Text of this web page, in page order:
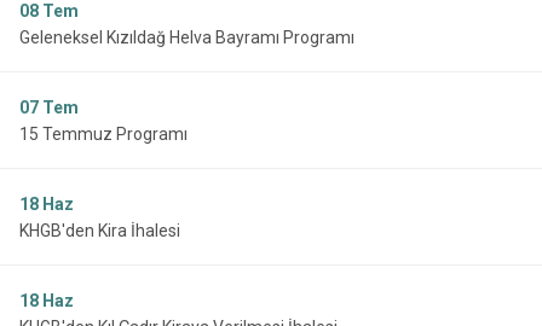
08 Tem
Geleneksel Kızıldağ Helva Bayramı Programı
07 Tem
15 Temmuz Programı
18 Haz
KHGB'den Kira İhalesi
18 Haz